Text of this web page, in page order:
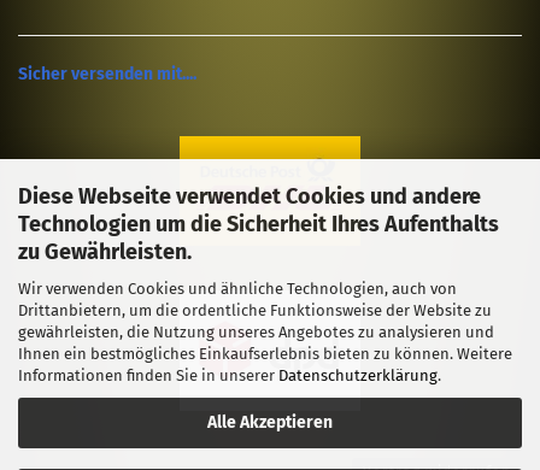
Diese Webseite verwendet Cookies und andere
Technologien um die Sicherheit Ihres Aufenthalts
zu Gewährleisten.
Wir verwenden Cookies und ähnliche Technologien, auch von
Drittanbietern, um die ordentliche Funktionsweise der Website zu
gewährleisten, die Nutzung unseres Angebotes zu analysieren und
Ihnen ein bestmögliches Einkaufserlebnis bieten zu können. Weitere
Informationen finden Sie in unserer Datenschutzerklärung.
Alle Akzeptieren
Sicher versenden mit....